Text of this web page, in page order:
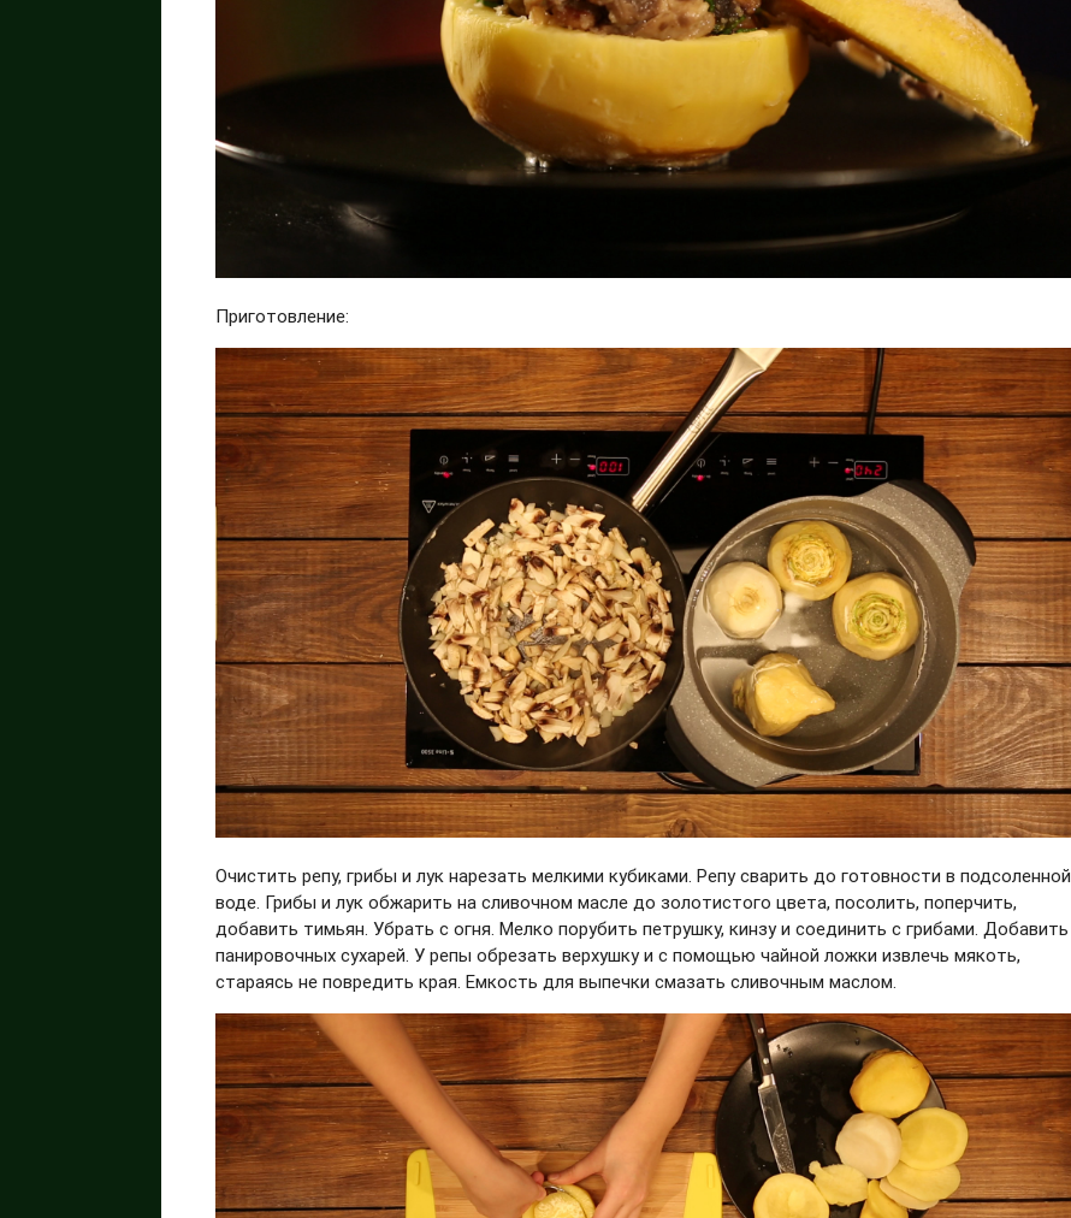
Приготовление:
Очистить репу, грибы и лук нарезать мелкими кубиками. Репу сварить до готовности в подсоленной
воде. Грибы и лук обжарить на сливочном масле до золотистого цвета, посолить, поперчить,
добавить тимьян. Убрать с огня. Мелко порубить петрушку, кинзу и соединить с грибами. Добавить
панировочных сухарей. У репы обрезать верхушку и с помощью чайной ложки извлечь мякоть,
стараясь не повредить края. Емкость для выпечки смазать сливочным маслом.